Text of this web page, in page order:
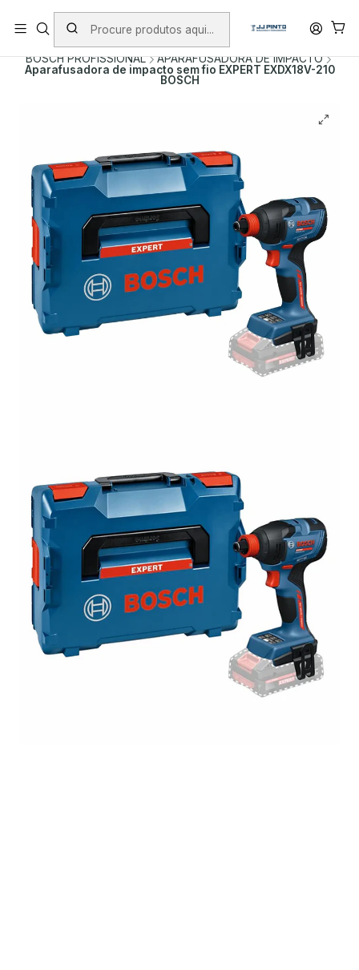
PORTES INCLUÍDOS EM ENCOMENDAS +75€ (excepto ilhas)
Início PRODUTOS
FERRAMENTAS SEM FIO
BOSCH PROFISSIONAL
APARAFUSADORA DE IMPACTO
Aparafusadora de impacto sem fio EXPERT EXDX18V-210
BOSCH